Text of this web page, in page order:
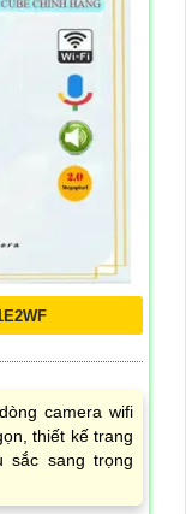
camera wifi
thiết kế trang
sắc sang trọng